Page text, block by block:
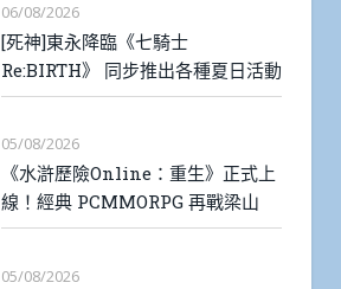
06/08/2026
[死神]東永降臨《七騎士
Re:BIRTH》 同步推出各種夏日活動
05/08/2026
《水滸歷險Online：重生》正式上
線！經典 PCMMORPG 再戰梁山
05/08/2026